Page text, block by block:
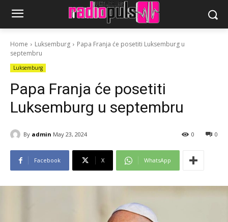
Home Luksemburg
Papa Franja će posetiti Luksemburg u
septembru
Luksemburg
Papa Franja će posetiti
Luksemburg u septembru
By admin May 23, 2024 0
0
Facebook X WhatsApp